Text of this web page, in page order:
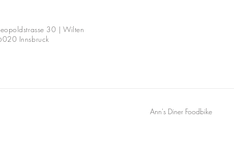
30 | Wilten
Innsbruck
Ann's Diner Foodbike